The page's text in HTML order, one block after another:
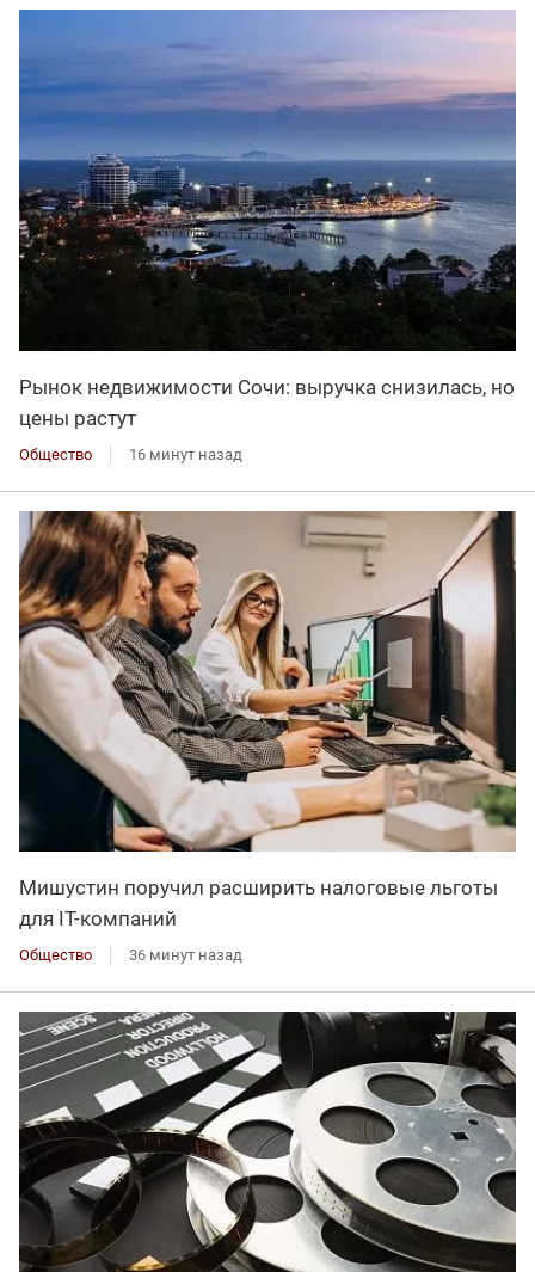
Рынок недвижимости Сочи: выручка снизилась, но
цены растут
Общество 16 минут назад
Мишустин поручил расширить налоговые льготы
для IT-компаний
Общество 36 минут назад